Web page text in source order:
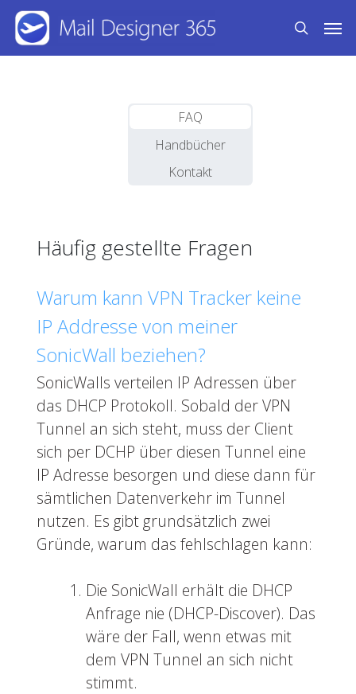
Skip
main
search
FAQ
Handbücher
Kontakt
Häufig gestellte Fragen
Warum kann VPN Tracker keine
IP Addresse von meiner
SonicWall beziehen?
SonicWalls verteilen IP Adressen über
das DHCP Protokoll. Sobald der VPN
Tunnel an sich steht, muss der Client
sich per DCHP über diesen Tunnel eine
IP Adresse besorgen und diese dann für
sämtlichen Datenverkehr im Tunnel
nutzen. Es gibt grundsätzlich zwei
Gründe, warum das fehlschlagen kann:
Die SonicWall erhält die DHCP
Anfrage nie (DHCP-Discover). Das
wäre der Fall, wenn etwas mit
dem VPN Tunnel an sich nicht
stimmt.